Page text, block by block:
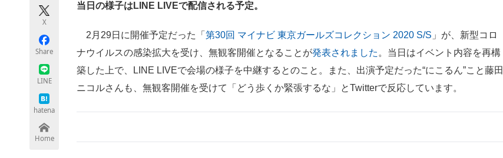
X
Share
LINE
hatena
Home
当日の様子はLINE LIVEで配信される予定。
2月29日に開催予定だった「 第30回 マイナビ 東京ガールズコレクション 2020 S/S 」が、新型コロ
ナウイルスの感染拡大を受け、無観客開催となることが発表されました 。当日はイベント内容を再構
築した上で、LINE LIVEで会場の様子を中継するとのこと。また、出演予定だった“にこるん”こと藤田
ニコルさんも、無観客開催を受けて「どう歩くか緊張するな」とTwitterで反応しています。